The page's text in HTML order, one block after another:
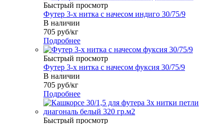
Быстрый просмотр
Футер 3-х нитка с начесом индиго 30/75/9
В наличии
705 руб/кг
Подробнее
Быстрый просмотр
Футер 3-х нитка с начесом фуксия 30/75/9
В наличии
705 руб/кг
Подробнее
Быстрый просмотр